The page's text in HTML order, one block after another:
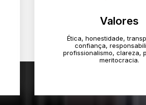
Valores
Ética, honestidade,
confiança,
profissionalismo, clareza,
meritocracia.​